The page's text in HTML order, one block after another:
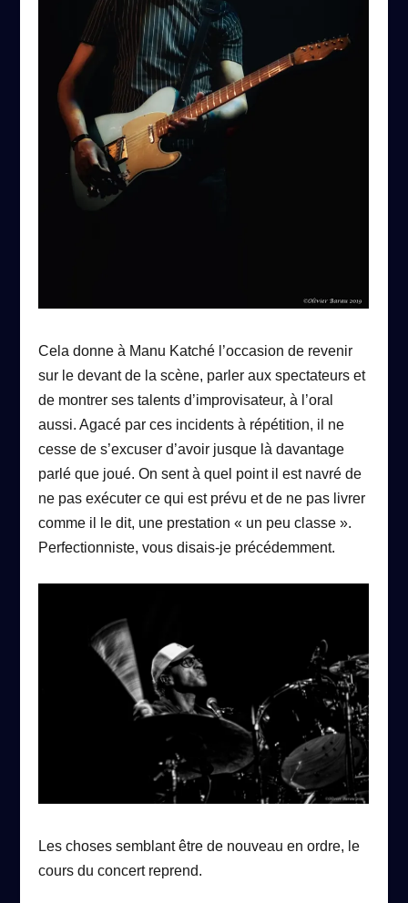
Cela donne à Manu Katché l’occasion de revenir
sur le devant de la scène, parler aux spectateurs et
de montrer ses talents d’improvisateur, à l’oral
aussi. Agacé par ces incidents à répétition, il ne
cesse de s’excuser d’avoir jusque là davantage
parlé que joué. On sent à quel point il est navré de
ne pas exécuter ce qui est prévu et de ne pas livrer
comme il le dit, une prestation « un peu classe ».
Perfectionniste, vous disais-je précédemment.
Les choses semblant être de nouveau en ordre, le
cours du concert reprend.